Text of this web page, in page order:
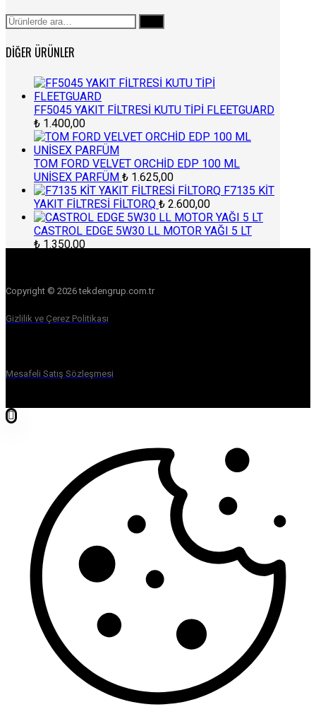
Ara:
DIĞER ÜRÜNLER
FF5045 YAKIT FİLTRESİ KUTU TİPİ FLEETGUARD
₺ 1.400,00
TOM FORD VELVET ORCHİD EDP 100 ML
UNİSEX PARFÜM ₺ 1.625,00
F7135 KİT
YAKIT FİLTRESİ FİLTORQ ₺ 2.600,00
CASTROL EDGE 5W30 LL MOTOR YAĞI 5 LT
₺ 1.350,00
Copyright © 2026 tekdengrup.com.tr
Gizlilik ve Çerez Politikası
Mesafeli Satış Sözleşmesi